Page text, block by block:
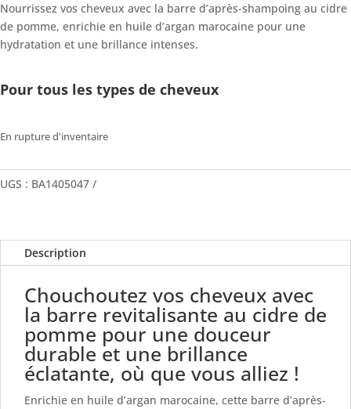
Nourrissez vos cheveux avec la barre d’après-shampoing au cidre
de pomme, enrichie en huile d’argan marocaine pour une
hydratation et une brillance intenses.
Pour tous les types de cheveux
En rupture d'inventaire
UGS : BA1405047
Description
Chouchoutez vos cheveux avec
la barre revitalisante au cidre de
pomme pour une douceur
durable et une brillance
éclatante, où que vous alliez !
Enrichie en huile d’argan marocaine, cette barre d’après-